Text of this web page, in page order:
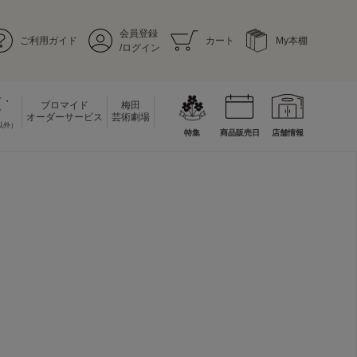
ご利用ガイド
会員登録
/ログイン
カート My本棚
）
ブロマイド
オーダーサービス
梅田
芸術劇場
特集 商品販売日 店舗情報